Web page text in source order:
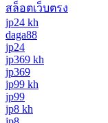
สล็อตเว็บตรง
jp24 kh
daga88
jp24
jp369 kh
jp369
jp99 kh
jp99
jp8 kh